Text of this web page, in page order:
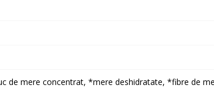
de mere concentrat, *mere deshidratate, *fibre de